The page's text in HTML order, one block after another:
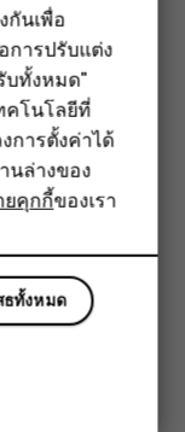
ภัย>Keyguard
8 หลัก และเลือก
าคุณจำเป็นต้อง
ม่สามารถเปิดหรือ
ก
งจ่ายไฟใดๆ เข้า
กรณ์ภายนอกหรือ
ณ์นี้ เข้ากับช่อง
บเสียงให้มากเป็น
กันเพื่อ
ารปรับแต่ง
บทั้งหมด"
คโนโลยีที่
การตั้งค่าได้
นล่างของ
ยคุกกี้ของเรา
ธทั้งหมด